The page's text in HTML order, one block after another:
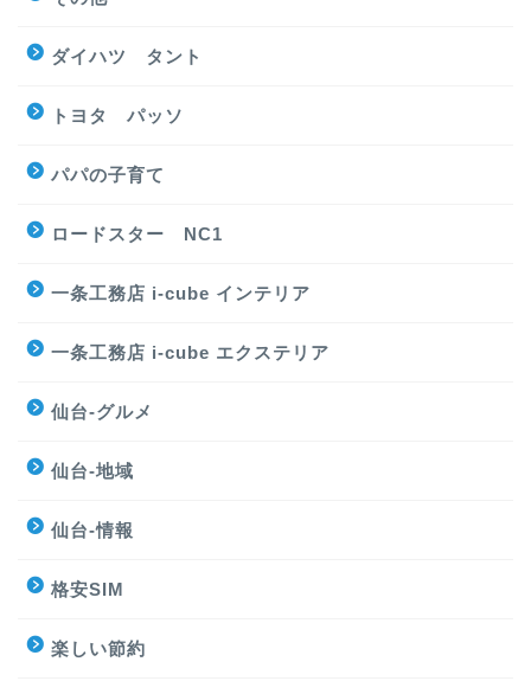
ダイハツ タント
トヨタ パッソ
パパの子育て
ロードスター NC1
一条工務店 i-cube インテリア
一条工務店 i-cube エクステリア
仙台-グルメ
仙台-地域
仙台-情報
格安SIM
楽しい節約